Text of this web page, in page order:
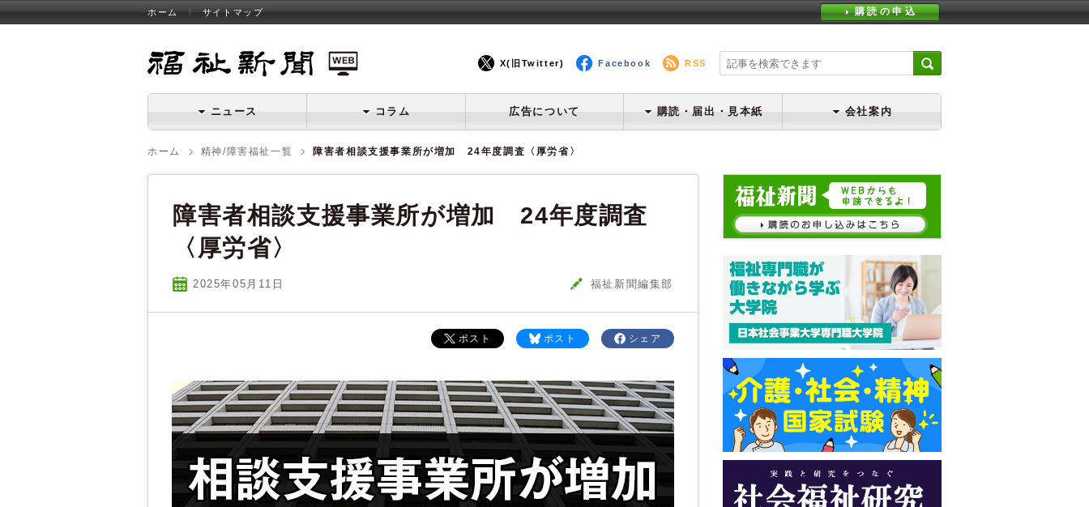
ホーム サイトマップ 購読の申込
X(旧Twitter) Facebook RSS
ニュース コラム 広告について 購読・届出・見本紙 会社案内
ホーム 精神/障害福祉一覧 障害者相談支援事業所が増加 24年度調査〈厚労省〉
障害者相談支援事業所が増加 24年度調査
〈厚労省〉
2025年05 月 11 日 福祉新聞編集部
シェア
ポスト
ポスト